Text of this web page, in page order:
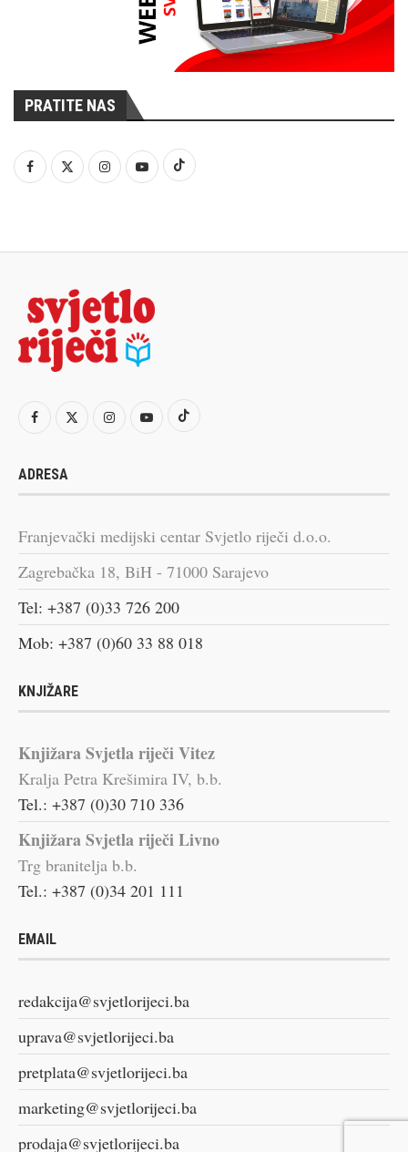
PRATITE NAS
ADRESA
Franjevački medijski centar Svjetlo riječi d.o.o.
Zagrebačka 18, BiH - 71000 Sarajevo
Tel: +387 (0)33 726 200
Mob: +387 (0)60 33 88 018
KNJIŽARE
Knjižara Svjetla riječi Vitez
Kralja Petra Krešimira IV, b.b.
Tel.: +387 (0)30 710 336
Knjižara Svjetla riječi Livno
Trg branitelja b.b.
Tel.: +387 (0)34 201 111
EMAIL
redakcija@svjetlorijeci.ba
uprava@svjetlorijeci.ba
pretplata@svjetlorijeci.ba
marketing@svjetlorijeci.ba
prodaja@svjetlorijeci.ba